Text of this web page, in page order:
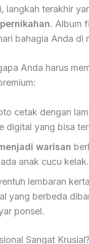
langkah terakhir
. Album
bahagia Anda di
Anda harus
cetak dengan
digital yang bisa
warisan
anak cucu kelak.
lembaran
yang berbeda
ponsel.
Sangat Krusial?